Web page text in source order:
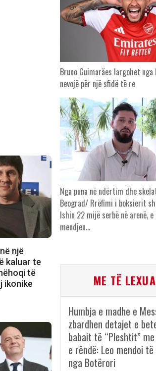
një
kaluar te
të
ikonike
Bruno Guimarães largohet nga
nevojë për një sfidë të re
Nga puna në ndërtim dhe
Beograd/ Rrëfimi i boksierit
Ishin 22 mijë serbë në arenë,
mendjen…
ME TË
Humbja e madhe e
zbardhen detajet e
babait të “Pleshtit”
e rëndë: Leo mendoi
nga Botërori